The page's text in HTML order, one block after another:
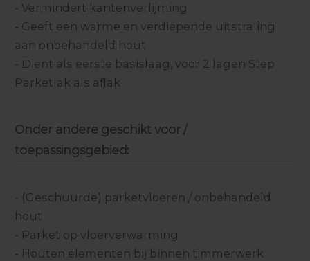
- Vermindert kantenverlijming
- Geeft een warme en verdiepende uitstraling
aan onbehandeld hout
- Dient als eerste basislaag, voor 2 lagen Step
Parketlak als aflak
Onder andere geschikt voor /
toepassingsgebied:
- (Geschuurde) parketvloeren / onbehandeld
hout
- Parket op vloerverwarming
- Houten elementen bij binnen timmerwerk